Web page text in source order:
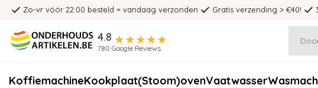
Zo-vr vóór 22:00 besteld = vandaag verzonden Gratis verzending > €40!
4.8
780 Google Reviews
KoffiemachineKookplaat(Stoom)ovenVaatwasser